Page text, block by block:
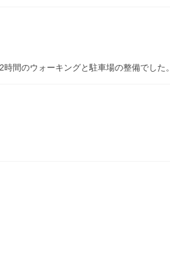
間のウォーキングと駐車場の整備でした。